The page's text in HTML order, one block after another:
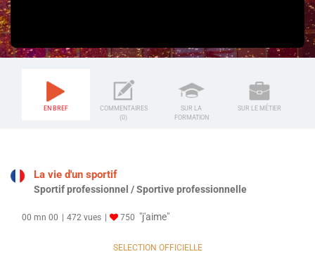
EN BREF
COMMENTAIRES
(0)
SUR LA
FORMATION
SUR LE MÉTIER
La vie d'un sportif
Sportif professionnel / Sportive professionnelle
00 mn 00 472 vues 750 "j'aime"
SELECTION OFFICIELLE